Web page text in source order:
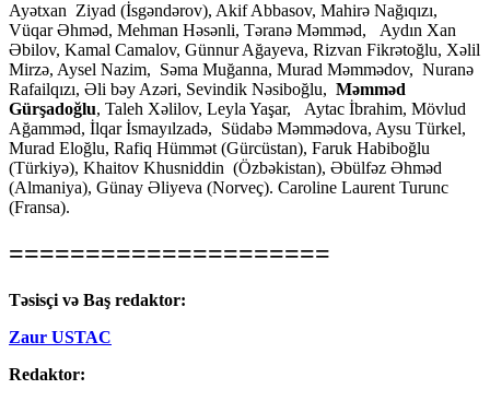
Ayətxan Ziyad (İsgəndərov), Akif Abbasov, Mahirə Nağıqızı,
Vüqar Əhməd, Mehman Həsənli, Təranə Məmməd, Aydın Xan
Əbilov, Kamal Camalov, Günnur Ağayeva, Rizvan Fikrətoğlu, Xəlil
Mirzə, Aysel Nazim, Səma Muğanna, Murad Məmmədov, Nuranə
Rafailqızı, Əli bəy Azəri, Sevindik Nəsiboğlu, Məmməd
Gürşadoğlu, Taleh Xəlilov, Leyla Yaşar, Aytac İbrahim, Mövlud
Ağamməd, İlqar İsmayılzadə, Südabə Məmmədova, Aysu Türkel,
Murad Eloğlu, Rafiq Hümmət (Gürcüstan), Faruk Habiboğlu
(Türkiyə), Khaitov Khusniddin (Özbəkistan), Əbülfəz Əhməd
(Almaniya), Günay Əliyeva (Norveç). Caroline Laurent Turunc
(Fransa).
=====================
Təsisçi və Baş redaktor:
Zaur USTAC
Redaktor: